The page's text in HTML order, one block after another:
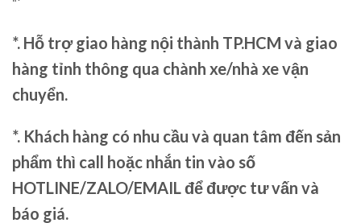
*. Hỗ trợ giao hàng nội thành TP.HCM và giao
hàng tỉnh thông qua chành xe/nhà xe vận
chuyển.
*. Khách hàng có nhu cầu và quan tâm đến sản
phẩm thì call hoặc nhắn tin vào số
HOTLINE/ZALO/EMAIL để được tư vấn và
báo giá.